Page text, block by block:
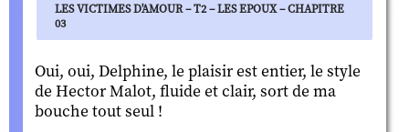
LES VICTIMES D'AMOUR – T2 – LES EPOUX – CHAPITRE
03
Oui, oui, Delphine, le plaisir est entier, le style
de Hector Malot, fluide et clair, sort de ma
bouche tout seul !